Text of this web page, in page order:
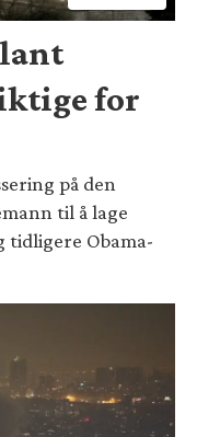
for
på den
til å lage
tidligere Obama-